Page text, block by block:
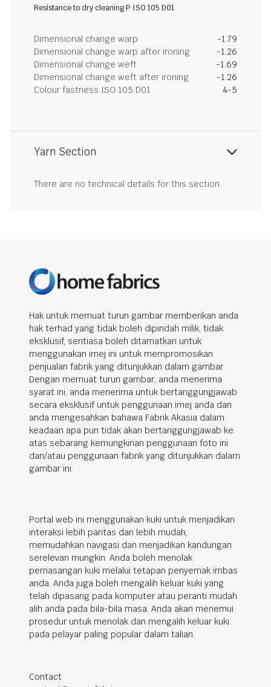
Resistance to dry cleaning P ISO 105 D01
Dimensional change warp
-1.79
Dimensional change warp after ironing
-1.26
Dimensional change weft
-1.69
Dimensional change weft after ironing
-1.26
Colour fastness ISO 105 D01
4-5
Yarn Section
There are no technical details for this section.
Hak untuk memuat turun gambar memberikan anda
hak terhad yang tidak boleh dipindah milik, tidak
eksklusif, sentiasa boleh ditamatkan untuk
menggunakan imej ini untuk mempromosikan
penjualan fabrik yang ditunjukkan dalam gambar.
Dengan memuat turun gambar, anda menerima
syarat ini, anda menerima untuk bertanggungjawab
secara eksklusif untuk penggunaan imej anda dan
anda mengesahkan bahawa Fabrik Akasia dalam
keadaan apa pun tidak akan bertanggungjawab ke
atas sebarang kemungkinan penggunaan foto ini
dan/atau penggunaan fabrik yang ditunjukkan dalam
gambar ini.
Portal web ini menggunakan kuki untuk menjadikan
interaksi lebih pantas dan lebih mudah,
memudahkan navigasi dan menjadikan kandungan
serelevan mungkin. Anda boleh menolak
pemasangan kuki melalui tetapan penyemak imbas
anda. Anda juga boleh mengalih keluar kuki yang
telah dipasang pada komputer atau peranti mudah
alih anda pada bila-bila masa. Anda akan menemui
prosedur untuk menolak dan mengalih keluar kuki
pada pelayar paling popular dalam talian.
Contact